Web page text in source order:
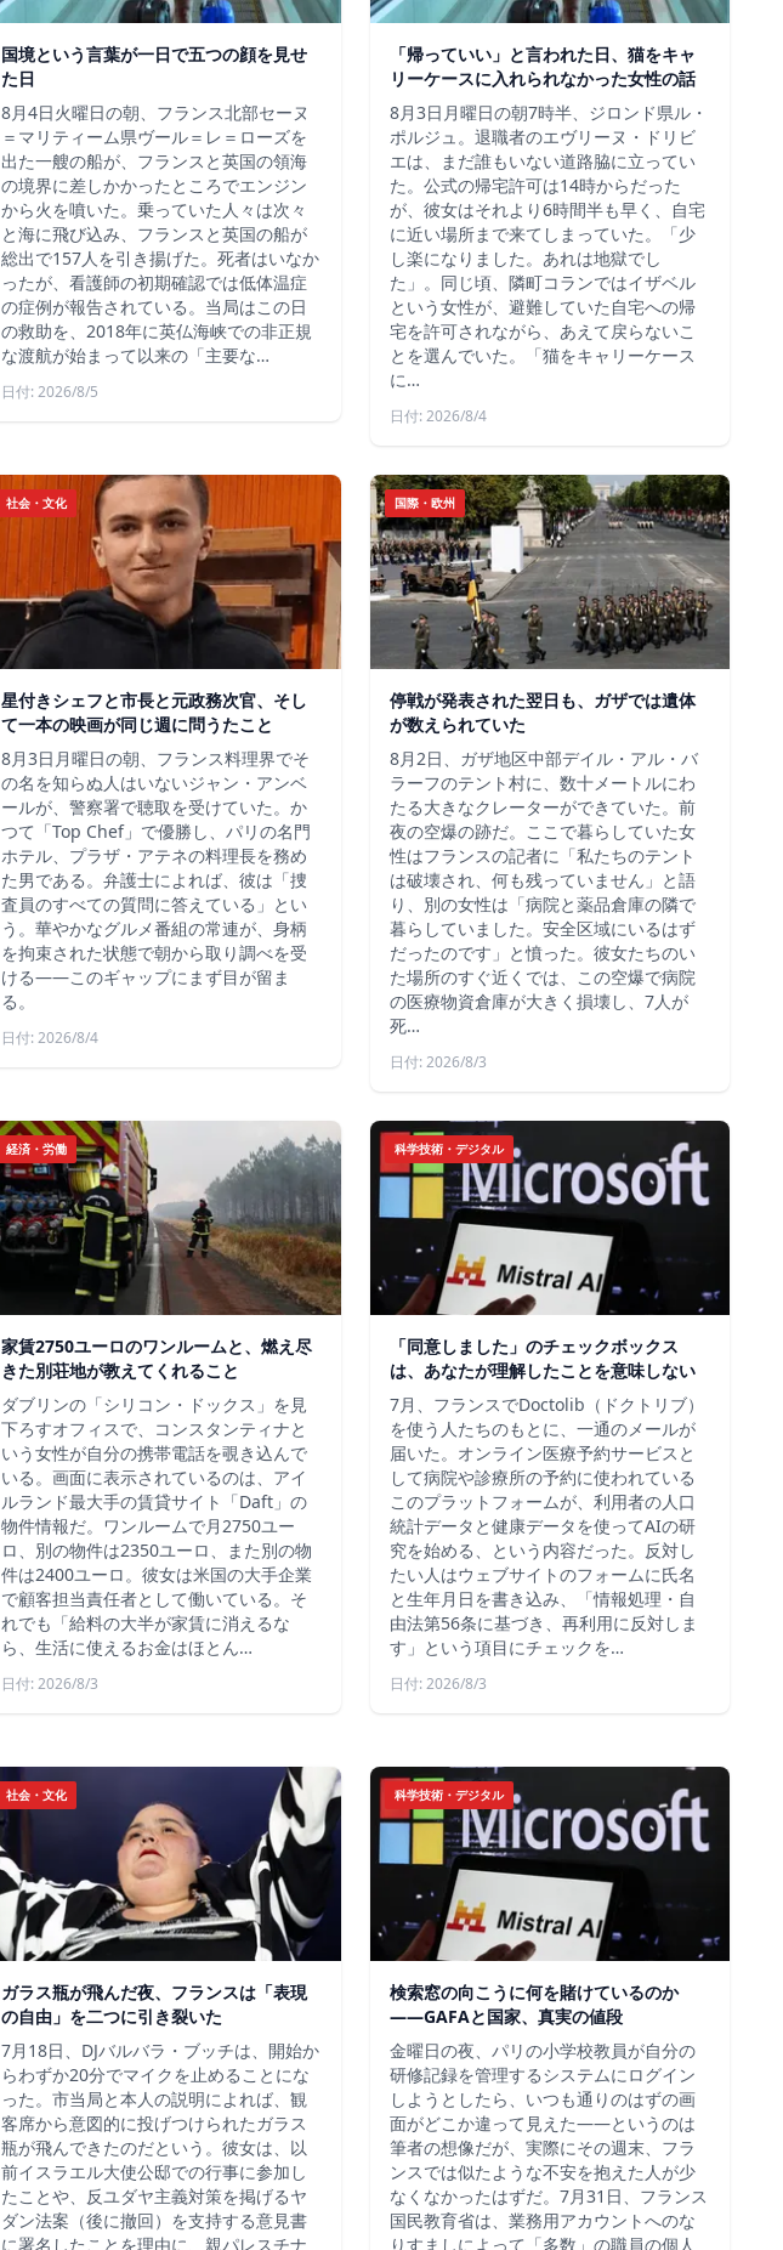
国境という言葉が一日で五つの顔を見せ
た日
8月4日火曜日の朝、フランス北部セーヌ
＝マリティーム県ヴール＝レ＝ローズを
出た一艘の船が、フランスと英国の領海
の境界に差しかかったところでエンジン
から火を噴いた。乗っていた人々は次々
と海に飛び込み、フランスと英国の船が
総出で157人を引き揚げた。死者はいなか
ったが、看護師の初期確認では低体温症
の症例が報告されている。当局はこの日
の救助を、2018年に英仏海峡での非正規
な渡航が始まって以来の「主要な…
日付: 2026/8/5
「帰っていい」と言われた日、猫をキャ
リーケースに入れられなかった女性の話
8月3日月曜日の朝7時半、ジロンド県ル・
ポルジュ。退職者のエヴリーヌ・ドリビ
エは、まだ誰もいない道路脇に立ってい
た。公式の帰宅許可は14時からだった
が、彼女はそれより6時間半も早く、自宅
に近い場所まで来てしまっていた。「少
し楽になりました。あれは地獄でし
た」。同じ頃、隣町コランではイザベル
という女性が、避難していた自宅への帰
宅を許可されながら、あえて戻らないこ
とを選んでいた。「猫をキャリーケース
に…
日付: 2026/8/4
社会・文化
星付きシェフと市長と元政務次官、そし
て一本の映画が同じ週に問うたこと
8月3日月曜日の朝、フランス料理界でそ
の名を知らぬ人はいないジャン・アンベ
ールが、警察署で聴取を受けていた。か
つて「Top Chef」で優勝し、パリの名門
ホテル、プラザ・アテネの料理長を務め
た男である。弁護士によれば、彼は「捜
査員のすべての質問に答えている」とい
う。華やかなグルメ番組の常連が、身柄
を拘束された状態で朝から取り調べを受
ける――このギャップにまず目が留ま
る。
日付: 2026/8/4
国際・欧州
停戦が発表された翌日も、ガザでは遺体
が数えられていた
8月2日、ガザ地区中部デイル・アル・バ
ラーフのテント村に、数十メートルにわ
たる大きなクレーターができていた。前
夜の空爆の跡だ。ここで暮らしていた女
性はフランスの記者に「私たちのテント
は破壊され、何も残っていません」と語
り、別の女性は「病院と薬品倉庫の隣で
暮らしていました。安全区域にいるはず
だったのです」と憤った。彼女たちのい
た場所のすぐ近くでは、この空爆で病院
の医療物資倉庫が大きく損壊し、7人が
死…
日付: 2026/8/3
経済・労働
家賃2750ユーロのワンルームと、燃え尽
きた別荘地が教えてくれること
ダブリンの「シリコン・ドックス」を見
下ろすオフィスで、コンスタンティナと
いう女性が自分の携帯電話を覗き込んで
いる。画面に表示されているのは、アイ
ルランド最大手の賃貸サイト「Daft」の
物件情報だ。ワンルームで月2750ユー
ロ、別の物件は2350ユーロ、また別の物
件は2400ユーロ。彼女は米国の大手企業
で顧客担当責任者として働いている。そ
れでも「給料の大半が家賃に消えるな
ら、生活に使えるお金はほとん…
日付: 2026/8/3
科学技術・デジタル
「同意しました」のチェックボックス
は、あなたが理解したことを意味しない
7月、フランスでDoctolib（ドクトリブ）
を使う人たちのもとに、一通のメールが
届いた。オンライン医療予約サービスと
して病院や診療所の予約に使われている
このプラットフォームが、利用者の人口
統計データと健康データを使ってAIの研
究を始める、という内容だった。反対し
たい人はウェブサイトのフォームに氏名
と生年月日を書き込み、「情報処理・自
由法第56条に基づき、再利用に反対しま
す」という項目にチェックを…
日付: 2026/8/3
社会・文化
ガラス瓶が飛んだ夜、フランスは「表現
の自由」を二つに引き裂いた
7月18日、DJバルバラ・ブッチは、開始か
らわずか20分でマイクを止めることにな
った。市当局と本人の説明によれば、観
客席から意図的に投げつけられたガラス
瓶が飛んできたのだという。彼女は、以
前イスラエル大使公邸での行事に参加し
たことや、反ユダヤ主義対策を掲げるヤ
ダン法案（後に撤回）を支持する意見書
に署名したことを理由に、親パレスチナ
科学技術・デジタル
検索窓の向こうに何を賭けているのか
——GAFAと国家、真実の値段
金曜日の夜、パリの小学校教員が自分の
研修記録を管理するシステムにログイン
しようとしたら、いつも通りのはずの画
面がどこか違って見えた——というのは
筆者の想像だが、実際にその週末、フラ
ンスでは似たような不安を抱えた人が少
なくなかったはずだ。7月31日、フランス
国民教育省は、業務用アカウントへのな
りすましによって「多数」の職員の個人